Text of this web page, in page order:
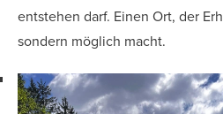
entstehen darf. Einen Ort, der
sondern möglich macht.